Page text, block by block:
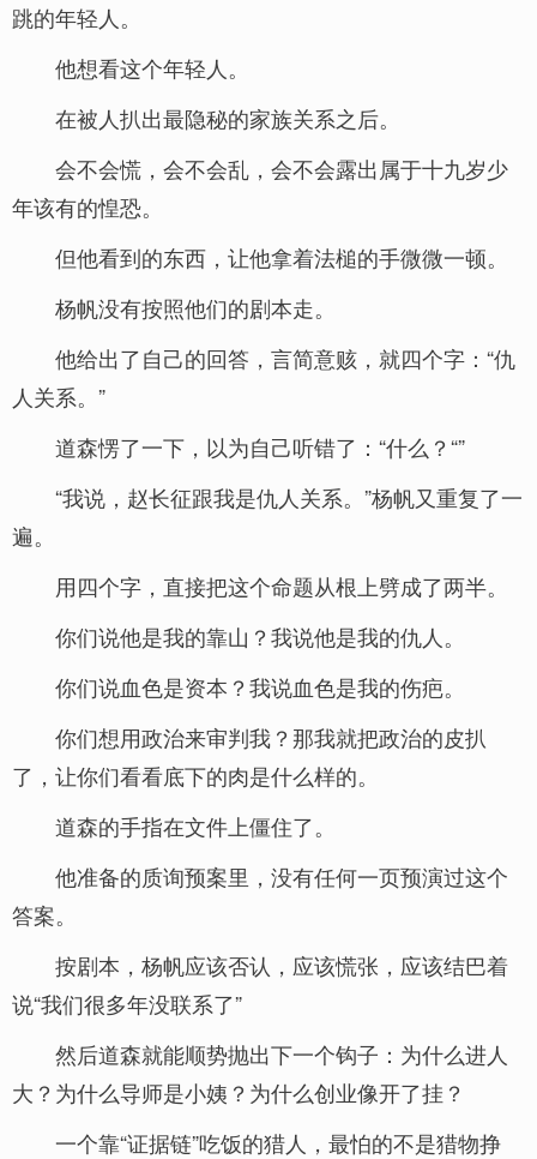
跳的年轻人。
他想看这个年轻人。
在被人扒出最隐秘的家族关系之后。
会不会慌，会不会乱，会不会露出属于十九岁少
年该有的惶恐。
但他看到的东西，让他拿着法槌的手微微一顿。
杨帆没有按照他们的剧本走。
他给出了自己的回答，言简意赅，就四个字：“仇
人关系。”
道森愣了一下，以为自己听错了：“什么？“”
“我说，赵长征跟我是仇人关系。”杨帆又重复了一
遍。
用四个字，直接把这个命题从根上劈成了两半。
你们说他是我的靠山？我说他是我的仇人。
你们说血色是资本？我说血色是我的伤疤。
你们想用政治来审判我？那我就把政治的皮扒
了，让你们看看底下的肉是什么样的。
道森的手指在文件上僵住了。
他准备的质询预案里，没有任何一页预演过这个
答案。
按剧本，杨帆应该否认，应该慌张，应该结巴着
说“我们很多年没联系了”
然后道森就能顺势抛出下一个钩子：为什么进人
大？为什么导师是小姨？为什么创业像开了挂？
一个靠“证据链”吃饭的猎人，最怕的不是猎物挣